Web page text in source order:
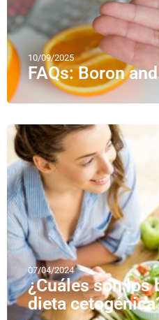
10/09/2025
FAQs: Boron
07/04/2024
¿Cuáles son los
dieta